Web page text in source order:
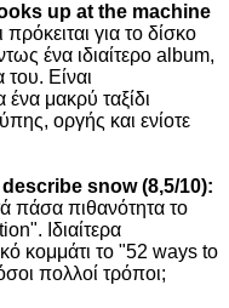
up at the machine
για το δίσκο
ένα ιδιαίτερο album,
Είναι
ένα μακρύ ταξίδι
οργής και ενίοτε
snow (8,5/10):
πάσα πιθανότητα το
Ιδιαίτερα
κομμάτι το "52 ways to
πολλοί τρόποι;